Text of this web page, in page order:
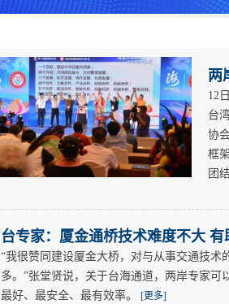
两
12
台
协
框
团
台专家：厦金通桥技术难度不大
“我很赞同建设厦金大桥，对与从事交通技术
多。”张堂贤说，关于台海通道，两岸专家可
最好、最安全、最有效率。
[更多]